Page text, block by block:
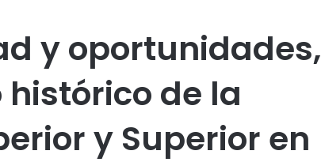
y oportunidades,
de la
y Superior en